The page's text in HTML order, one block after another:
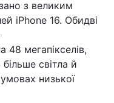
з великим
iPhone 16. Обидві
мегапікселів,
світла й
низької